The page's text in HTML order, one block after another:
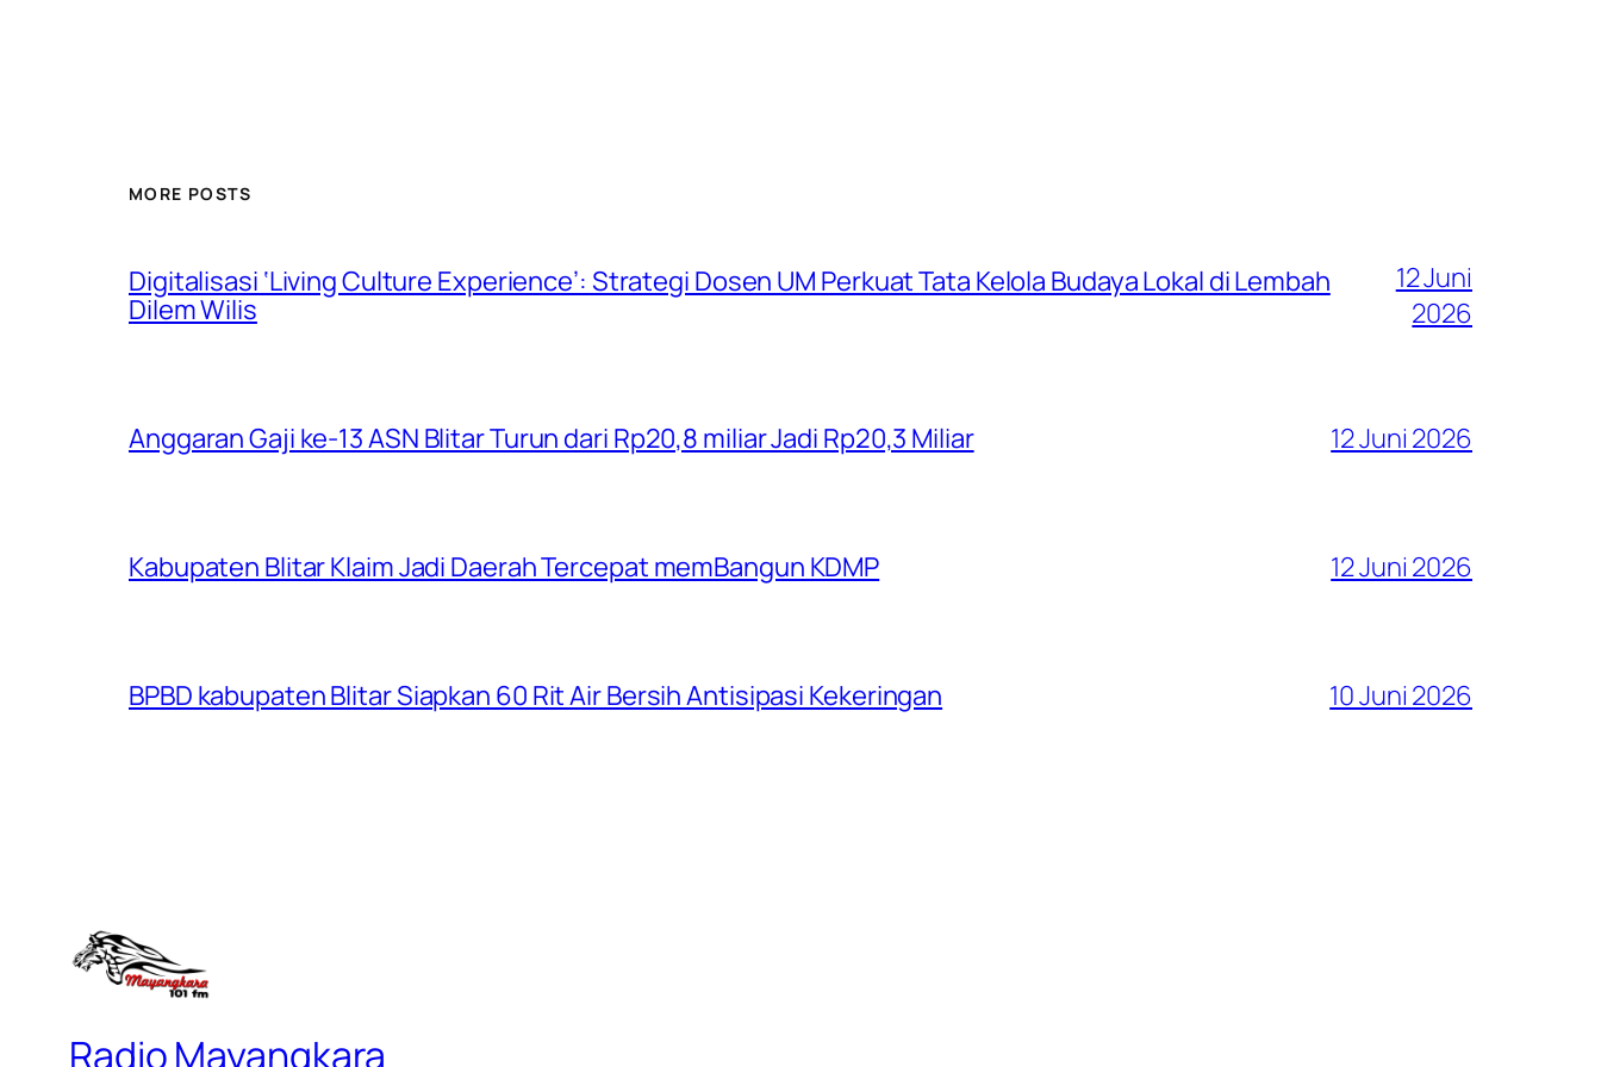
MORE POSTS
Digitalisasi ‘Living Culture Experience’: Strategi Dosen UM Perkuat Tata Kelola Budaya Lokal di Lembah
Dilem Wilis
12 Juni
2026
Anggaran Gaji ke-13 ASN Blitar Turun dari Rp20,8 miliar Jadi Rp20,3 Miliar 12 Juni 2026
Kabupaten Blitar Klaim Jadi Daerah Tercepat memBangun KDMP 12 Juni 2026
BPBD kabupaten Blitar Siapkan 60 Rit Air Bersih Antisipasi Kekeringan 10 Juni 2026
Radio Mayangkara